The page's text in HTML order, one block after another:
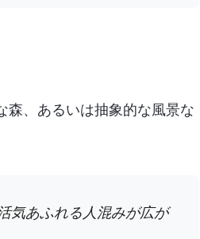
森、あるいは抽象的な風景な
気あふれる人混みが広が